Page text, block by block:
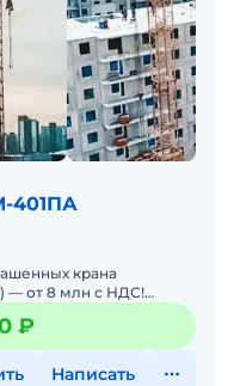
401ПА
крана
— от 8 млн с НДС!
Даём возможность
₽
Написать